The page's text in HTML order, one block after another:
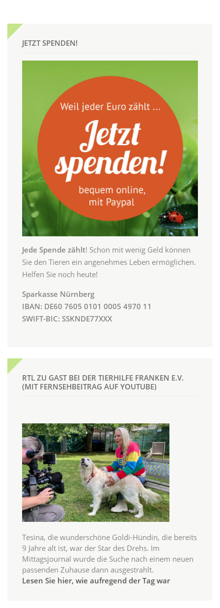
JETZT SPENDEN!
Jede Spende zählt! Schon mit wenig Geld können
Sie den Tieren ein angenehmes Leben ermöglichen.
Helfen Sie noch heute!
Sparkasse Nürnberg
IBAN: DE60 7605 0101 0005 4970 11
SWIFT-BIC: SSKNDE77XXX
RTL ZU GAST BEI DER TIERHILFE FRANKEN E.V.
(MIT FERNSEHBEITRAG AUF YOUTUBE)
Tesina, die wunderschöne Goldi-Hündin, die bereits
9 Jahre alt ist, war der Star des Drehs. Im
Mittagsjournal wurde die Suche nach einem neuen
passenden Zuhause dann ausgestrahlt.
Lesen Sie hier, wie aufregend der Tag war